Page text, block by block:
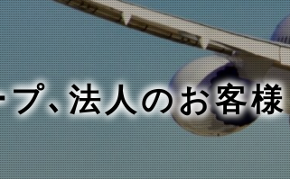
プ､法人のお客様